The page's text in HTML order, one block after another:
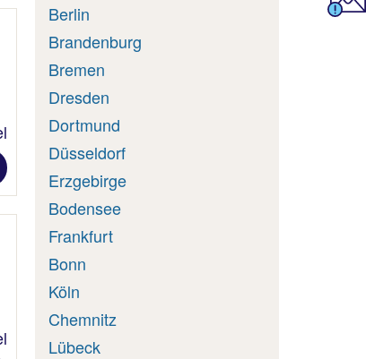
Berlin
Brandenburg
Bremen
Dresden
Dortmund
Düsseldorf
Erzgebirge
Bodensee
Frankfurt
Bonn
Köln
Chemnitz
Lübeck